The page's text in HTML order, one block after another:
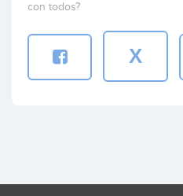
con todos?
X